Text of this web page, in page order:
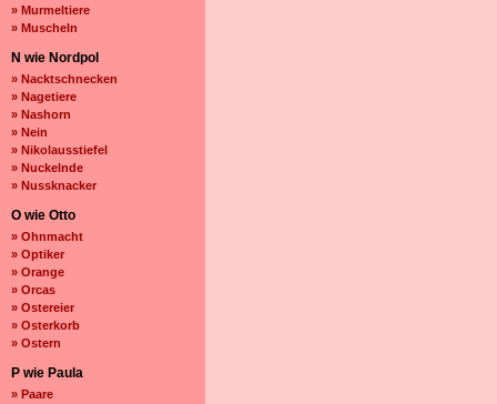
» Murmeltiere
» Muscheln
N wie Nordpol
» Nacktschnecken
» Nagetiere
» Nashorn
» Nein
» Nikolausstiefel
» Nuckelnde
» Nussknacker
O wie Otto
» Ohnmacht
» Optiker
» Orange
» Orcas
» Ostereier
» Osterkorb
» Ostern
P wie Paula
» Paare